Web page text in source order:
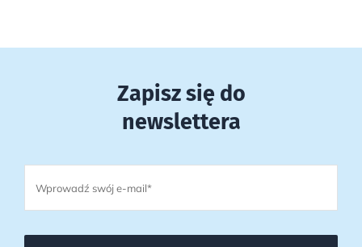
Zapisz się do
newslettera